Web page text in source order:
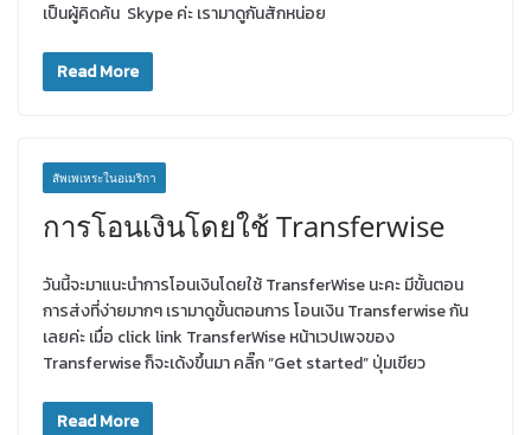
เป็นผู้คิดค้น Skype ค่ะ เรามาดูกันสักหน่อย
Read More
สัพเพเหระในอเมริกา
การโอนเงินโดยใช้ Transferwise
วันนี้จะมาแนะนำการโอนเงินโดยใช้ TransferWise นะคะ มีขั้นตอน
การส่งที่ง่ายมากๆ เรามาดูขั้นตอนการ โอนเงิน Transferwise กัน
เลยค่ะ เมื่อ click link TransferWise หน้าเวปเพจของ
Transferwise ก็จะเด้งขึ้นมา คลิ๊ก “Get started” ปุ่มเขียว
Read More